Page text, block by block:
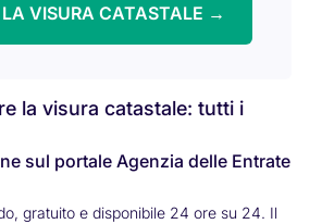
LA VISURA CATASTALE →
la visura catastale: tutti i
sul portale Agenzia delle Entrate
gratuito e disponibile 24 ore su 24. Il